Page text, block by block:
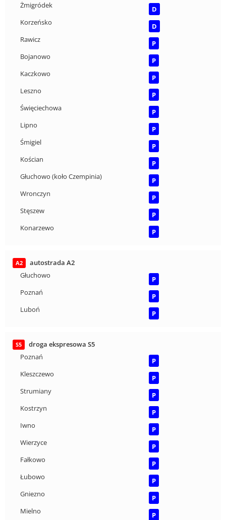
Żmigródek
D
Korzeńsko
D
Rawicz
P
Bojanowo
P
Kaczkowo
P
Leszno
P
Święciechowa
P
Lipno
P
Śmigiel
P
Kościan
P
Głuchowo (koło Czempinia)
P
Wronczyn
P
Stęszew
P
Konarzewo
P
A2
autostrada A2
Głuchowo
P
Poznań
P
Luboń
P
S5
droga ekspresowa S5
Poznań
P
Kleszczewo
P
Strumiany
P
Kostrzyn
P
Iwno
P
Wierzyce
P
Fałkowo
P
Łubowo
P
Gniezno
P
Mielno
P